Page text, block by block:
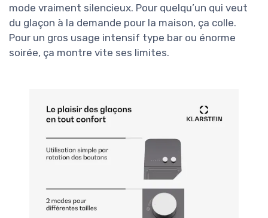
mode vraiment silencieux. Pour quelqu’un qui veut
du glaçon à la demande pour la maison, ça colle.
Pour un gros usage intensif type bar ou énorme
soirée, ça montre vite ses limites.